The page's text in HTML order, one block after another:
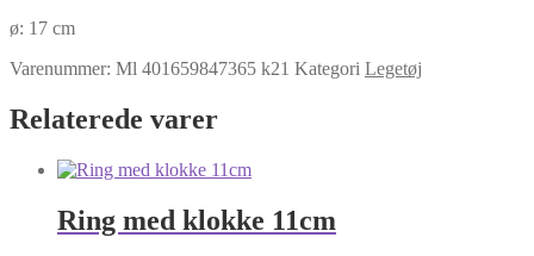
ø: 17 cm
Varenummer: Ml 401659847365 k21 Kategori Legetøj
Relaterede varer
Ring med klokke 11cm